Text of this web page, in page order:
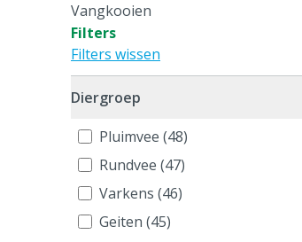
Vangkooien
Filters
Filters wissen
Diergroep
Pluimvee (48)
Rundvee (47)
Varkens (46)
Geiten (45)